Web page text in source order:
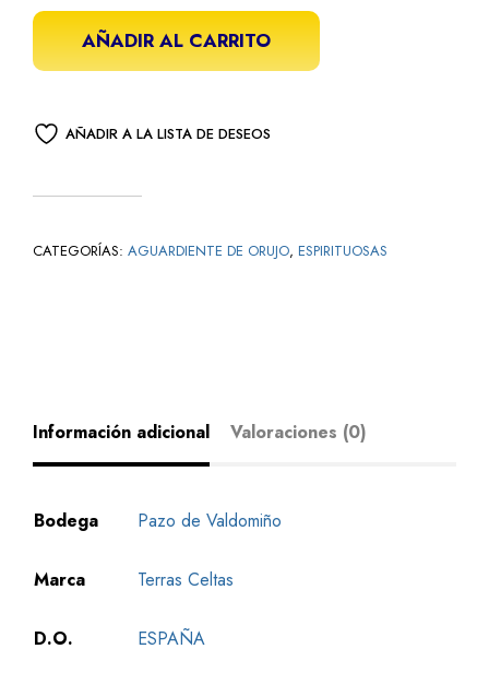
AÑADIR AL CARRITO
AÑADIR A LA LISTA DE DESEOS
CATEGORÍAS: AGUARDIENTE DE ORUJO, ESPIRITUOSAS
Información adicional Valoraciones (0)
Bodega Pazo de Valdomiño
Marca Terras Celtas
D.O. ESPAÑA